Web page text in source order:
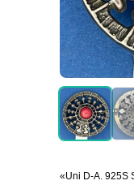
«Uni D-A. 925S